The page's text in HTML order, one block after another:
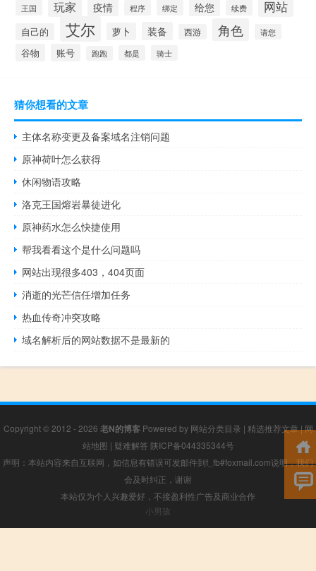
王国 玩家 疫情 程序 绑定 给您 续费 网站
自己的 艾尔 萝卜 装备 西游 角色 请您
谷物 账号 跑跑 都是 骑士
猜你想看的文章
主体名称变更及备案域名注销问题
原神荷叶怎么获得
休闲物语攻略
洛克王国熔岩暴徒进化
原神药水怎么快捷使用
帮我看看这个是什么问题吗
网站出现很多403，404页面
消逝的光芒信任增加任务
热血传奇冲突攻略
域名解析后的网站数据不是最新的
Copyright © 2012 - 2026 老N的博客Powered by 网站分类目录 | 精选推荐文章|网
站地图 | 疑难解答 陕ICP备044335344号
声明：本站内容来自互联网，如信息有错误可发邮件到f_fb#foxmail.com说明，我们
会及时纠正，谢谢
本站仅为个人兴趣爱好，不接盈利性广告及商业合作
小男孩